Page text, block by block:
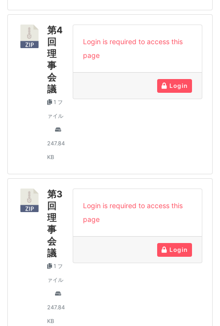
第4
回
理
事
会
議
1 フ
ァイル
247.84
KB
Login is required to access this
page
Login
第3
回
理
事
会
議
1 フ
ァイル
247.84
KB
Login is required to access this
page
Login